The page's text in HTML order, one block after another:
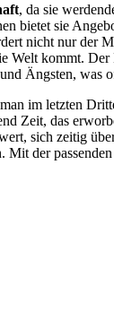
, da sie
bietet sie
nicht nur der
Welt kommt.
Ängsten, was
im letzten
Zeit, das
sich zeitig
Mit der